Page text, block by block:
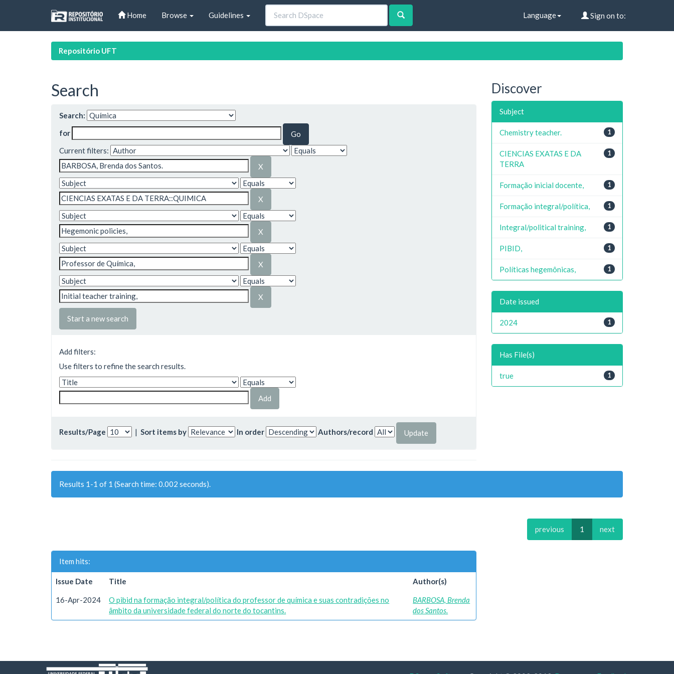
Home Browse Guidelines Language Sign on to:
Repositório UFT
Search
Search:
for
Current filters:
Start a new search
Add filters:
Use filters to refine the search results.
Results/Page | Sort items by In order Authors/record
Results 1-1 of 1 (Search time: 0.002 seconds).
previous 1 next
Item hits:
Issue Date Title Author(s)
16-Apr-2024
O pibid na formação integral/política do professor de química e suas contradições no
âmbito da universidade federal do norte do tocantins.
BARBOSA, Brenda
dos Santos.
Discover
Subject
1
Chemistry teacher.
1
CIENCIAS EXATAS E DA
TERRA
1
Formação inicial docente,
1
Formação integral/política,
1
Integral/political training,
1
PIBID,
1
Políticas hegemônicas,
Date issued
1
2024
Has File(s)
1
true